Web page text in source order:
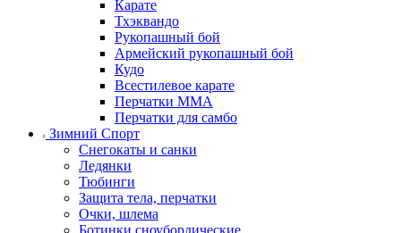
Карате
Тхэквандо
Рукопашный бой
Армейский рукопашный бой
Кудо
Всестилевое карате
Перчатки MMA
Перчатки для самбо
Зимний Спорт
Снегокаты и санки
Ледянки
Тюбинги
Защита тела, перчатки
Очки, шлема
Ботинки сноубордические